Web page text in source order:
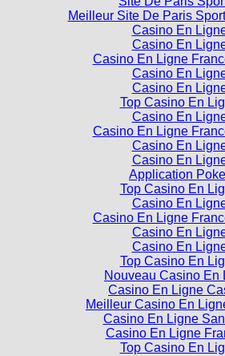
Meilleur Site De Paris
Casino En
Casino En
Casino En Ligne
Casino En
Casino En
Top Casino En
Casino En
Casino En Ligne
Casino En
Casino En
Application
Top Casino En
Casino En
Casino En Ligne
Casino En
Casino En
Top Casino En
Nouveau Casino En
Casino En Ligne
Meilleur Casino En
Casino En Ligne
Casino En Ligne
Top Casino En